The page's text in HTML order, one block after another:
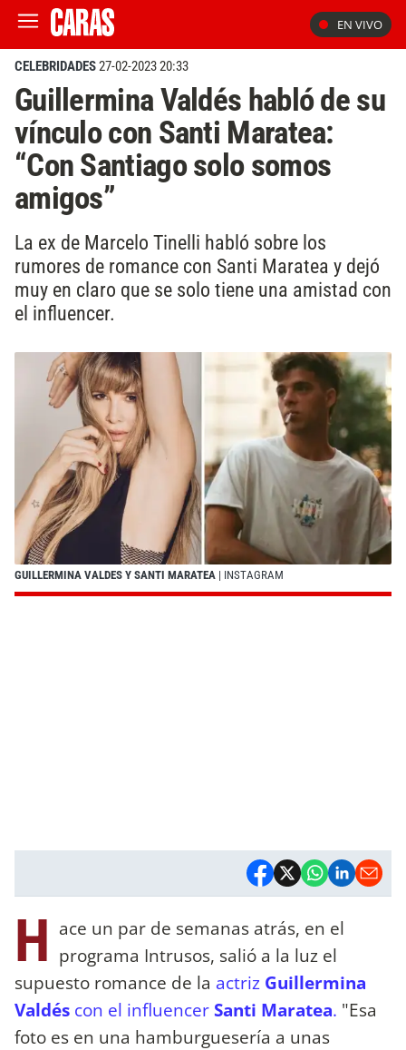
EN VIVO
CELEBRIDADES27-02-2023 20:33
Guillermina Valdés habló de su
vínculo con Santi Maratea:
“Con Santiago solo somos
amigos”
La ex de Marcelo Tinelli habló sobre los
rumores de romance con Santi Maratea y dejó
muy en claro que se solo tiene una amistad con
el influencer.
GUILLERMINA VALDES Y SANTI MARATEA | INSTAGRAM
H ace un par de semanas atrás, en el
programa Intrusos, salió a la luz el
supuesto romance de la actriz Guillermina
Valdés con el influencerSanti Maratea. "Esa
foto es en una hamburguesería a unas